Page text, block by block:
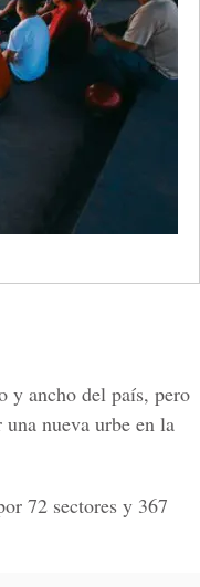
y ancho del país, pero
nueva urbe en la
72 sectores y 367